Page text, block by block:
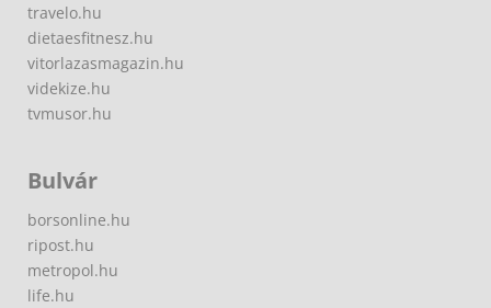
travelo.hu
dietaesfitnesz.hu
vitorlazasmagazin.hu
videkize.hu
tvmusor.hu
Bulvár
borsonline.hu
ripost.hu
metropol.hu
life.hu